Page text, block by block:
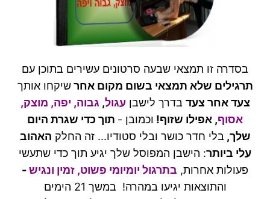
בסדרה זו תמצאי שבעה סרטונים עשירים בתוכן עם
תרגילים שלא תמצאי בשום מקום אחרשיקחו אותך
צעד אחר צעד בדרך לישבןעגול, גבוה, יפה, מוצק,
אסוף, אפילו שזוף! וכמובן - תוך כדי שגרת היום
שלך,בלי חדר כושר ובלי סטודיו...זה החלק האהוב
עלי ביותר: הישבן המפוסל שלך יגיע תוך כדי שתעשי
פעולות אחרות, בתרגול יומיומי פשוט, זמין ונגיש-
והתוצאות יגיעו במהרה! במשך
21 הימים